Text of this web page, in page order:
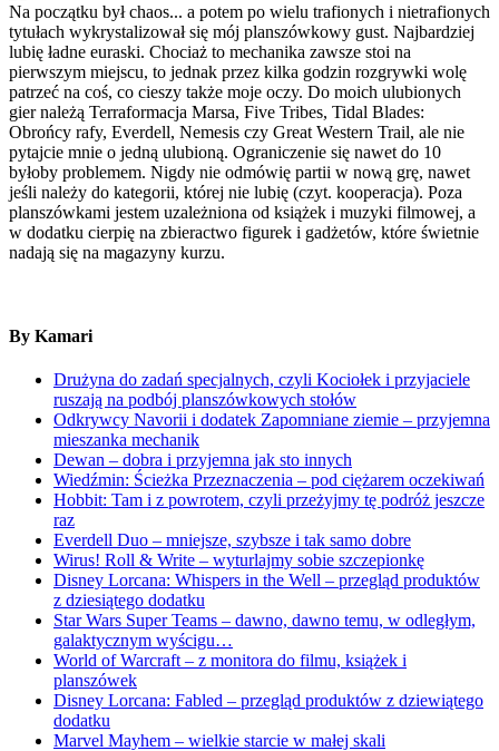
Na początku był chaos... a potem po wielu trafionych i nietrafionych
tytułach wykrystalizował się mój planszówkowy gust. Najbardziej
lubię ładne euraski. Chociaż to mechanika zawsze stoi na
pierwszym miejscu, to jednak przez kilka godzin rozgrywki wolę
patrzeć na coś, co cieszy także moje oczy. Do moich ulubionych
gier należą Terraformacja Marsa, Five Tribes, Tidal Blades:
Obrońcy rafy, Everdell, Nemesis czy Great Western Trail, ale nie
pytajcie mnie o jedną ulubioną. Ograniczenie się nawet do 10
byłoby problemem. Nigdy nie odmówię partii w nową grę, nawet
jeśli należy do kategorii, której nie lubię (czyt. kooperacja). Poza
planszówkami jestem uzależniona od książek i muzyki filmowej, a
w dodatku cierpię na zbieractwo figurek i gadżetów, które świetnie
nadają się na magazyny kurzu.
By Kamari
Drużyna do zadań specjalnych, czyli Kociołek i przyjaciele
ruszają na podbój planszówkowych stołów
Odkrywcy Navorii i dodatek Zapomniane ziemie – przyjemna
mieszanka mechanik
Dewan – dobra i przyjemna jak sto innych
Wiedźmin: Ścieżka Przeznaczenia – pod ciężarem oczekiwań
Hobbit: Tam i z powrotem, czyli przeżyjmy tę podróż jeszcze
raz
Everdell Duo – mniejsze, szybsze i tak samo dobre
Wirus! Roll & Write – wyturlajmy sobie szczepionkę
Disney Lorcana: Whispers in the Well – przegląd produktów
z dziesiątego dodatku
Star Wars Super Teams – dawno, dawno temu, w odległym,
galaktycznym wyścigu…
World of Warcraft – z monitora do filmu, książek i
planszówek
Disney Lorcana: Fabled – przegląd produktów z dziewiątego
dodatku
Marvel Mayhem – wielkie starcie w małej skali